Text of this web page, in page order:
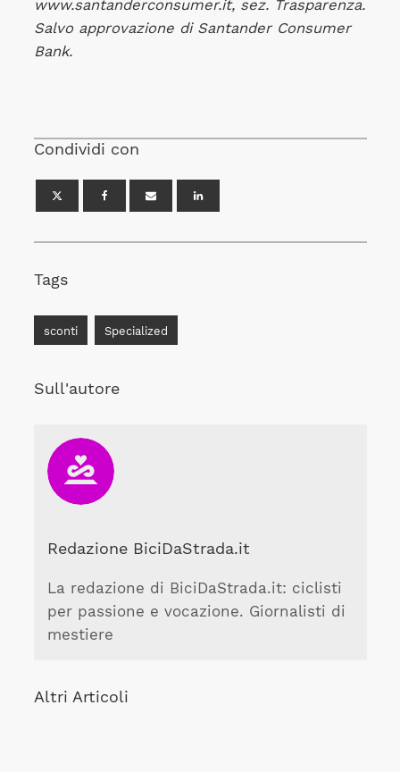
www.santanderconsumer.it, sez. Trasparenza.
Salvo approvazione di Santander Consumer
Bank.
Condividi con
Tags
sconti Specialized
Sull'autore
Redazione BiciDaStrada.it
La redazione di BiciDaStrada.it: ciclisti
per passione e vocazione. Giornalisti di
mestiere
Altri Articoli